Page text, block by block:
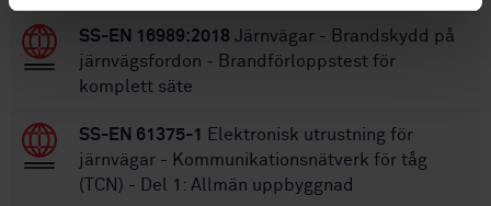
SS-EN 16989:2018 Järnvägar - Brandskydd på
järnvägsfordon - Brandförloppstest för
komplett säte
SS-EN 61375-1
Elektronisk utrustning för
järnvägar - Kommunikationsnätverk för tåg
(TCN) - Del 1: Allmän uppbyggnad